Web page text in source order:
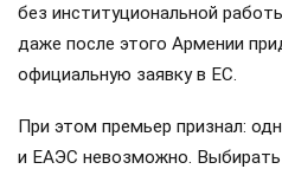
без институциональной
даже после этого Армении
официальную заявку в ЕС.
При этом премьер признал:
и ЕАЭС невозможно.